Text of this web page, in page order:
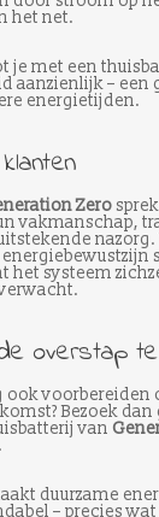
het net.
je met een
aanzienlijk – een
energietijden.
Zero
vakmanschap,
nazorg.
het systeem
overstap te
voorbereiden
Bezoek dan
van
duurzame
– precies